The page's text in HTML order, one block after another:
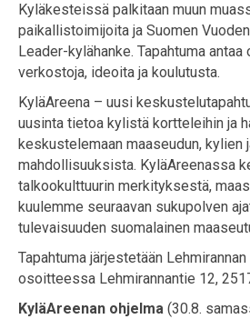
Kyläkesteissä palkitaan muun
paikallistoimijoita ja Suomen
Leader-kylähanke. Tapahtuma
verkostoja, ideoita ja koulutusta.
KyläAreena – uusi
uusinta tietoa kylistä kortteleihin ja
keskustelemaan maaseudun, kylien
mahdollisuuksista. KyläAreenassa
talkookulttuurin merkityksestä,
kuulemme seuraavan sukupolven
tulevaisuuden suomalainen
Tapahtuma järjestetään
osoitteessa Lehmirannantie 12,
KyläAreenan ohjelma (30.8.